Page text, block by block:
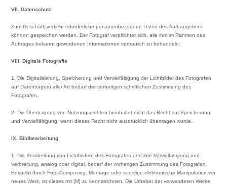
VII. Datenschutz
Zum Geschäftsverkehr erforderliche personenbezogene Daten des Auftraggebers
können gespeichert werden. Der Fotograf verpflichtet sich, alle ihm im Rahmen des
Auftrages bekannt gewordenen Informationen vertraulich zu behandeln.
VIII. Digitale Fotografie
1. Die Digitalisierung, Speicherung und Vervielfältigung der Lichtbilder des Fotografen
auf Datenträgern aller Art bedarf der vorherigen schriftlichen Zustimmung des
Fotografen.
2. Die Übertragung von Nutzungsrechten beinhaltet nicht das Recht zur Speicherung
und Vervielfältigung, wenn dieses Recht nicht ausdrücklich übertragen wurde.
IX. Bildbearbeitung
1. Die Bearbeitung von Lichtbildern des Fotografen und ihre Vervielfältigung und
Verbreitung, analog oder digital, bedarf der vorherigen Zustimmung des Fotografen.
Entsteht durch Foto-Composing, Montage oder sonstige elektronische Manipulation ein
neues Werk, ist dieses mit [M] zu kennzeichnen. Die Urheber der verwendeten Werke